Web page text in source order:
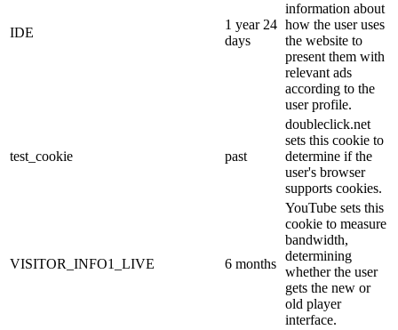
IDE
1 year 24
days
information about
how the user uses
the website to
present them with
relevant ads
according to the
user profile.
test_cookie past
doubleclick.net
sets this cookie to
determine if the
user's browser
supports cookies.
VISITOR_INFO1_LIVE 6 months
YouTube sets this
cookie to measure
bandwidth,
determining
whether the user
gets the new or
old player
interface.